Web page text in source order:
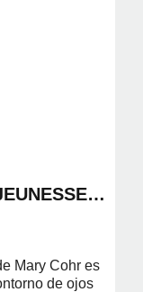
Mary Cohr es
de ojos